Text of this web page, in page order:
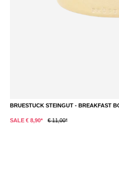
BRUESTUCK STEINGUT - BREAKFAST
SALE € 8,90* € 11,00*